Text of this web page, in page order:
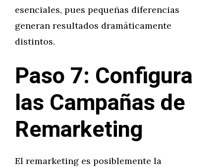
esenciales, pues pequeñas diferencias
generan resultados dramáticamente
distintos.
Paso 7: Configura
las Campañas de
Remarketing
El remarketing es posiblemente la